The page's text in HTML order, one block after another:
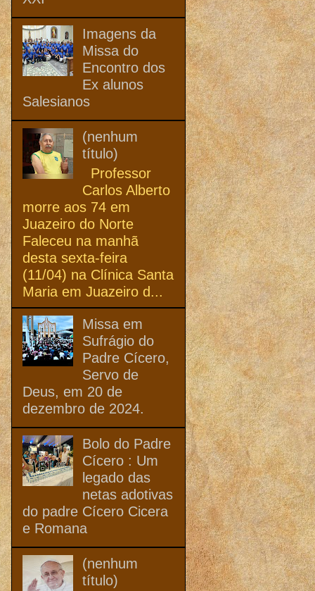
Imagens da
Missa do
Encontro dos
Ex alunos
Salesianos
(nenhum
título)
Professor
Carlos Alberto
morre aos 74 em
Juazeiro do Norte
Faleceu na manhã
desta sexta-feira
(11/04) na Clínica Santa
Maria em Juazeiro d...
Missa em
Sufrágio do
Padre Cícero,
Servo de
Deus, em 20 de
dezembro de 2024.
Bolo do Padre
Cícero : Um
legado das
netas adotivas
do padre Cícero Cicera
e Romana
(nenhum
título)